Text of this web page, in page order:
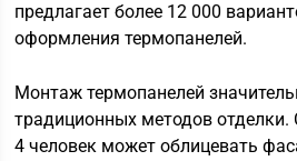
предлагает более 12 000
оформления термопанелей.
Монтаж термопанелей
традиционных методов отделки.
4 человек может облицевать